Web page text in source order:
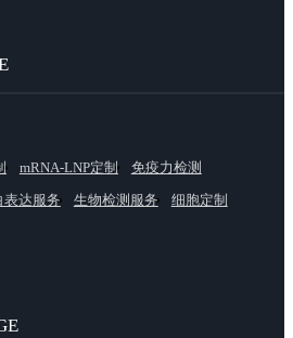
mRNA-LNP定制
免疫力检测
表达服务 生物检测服务 细胞定制